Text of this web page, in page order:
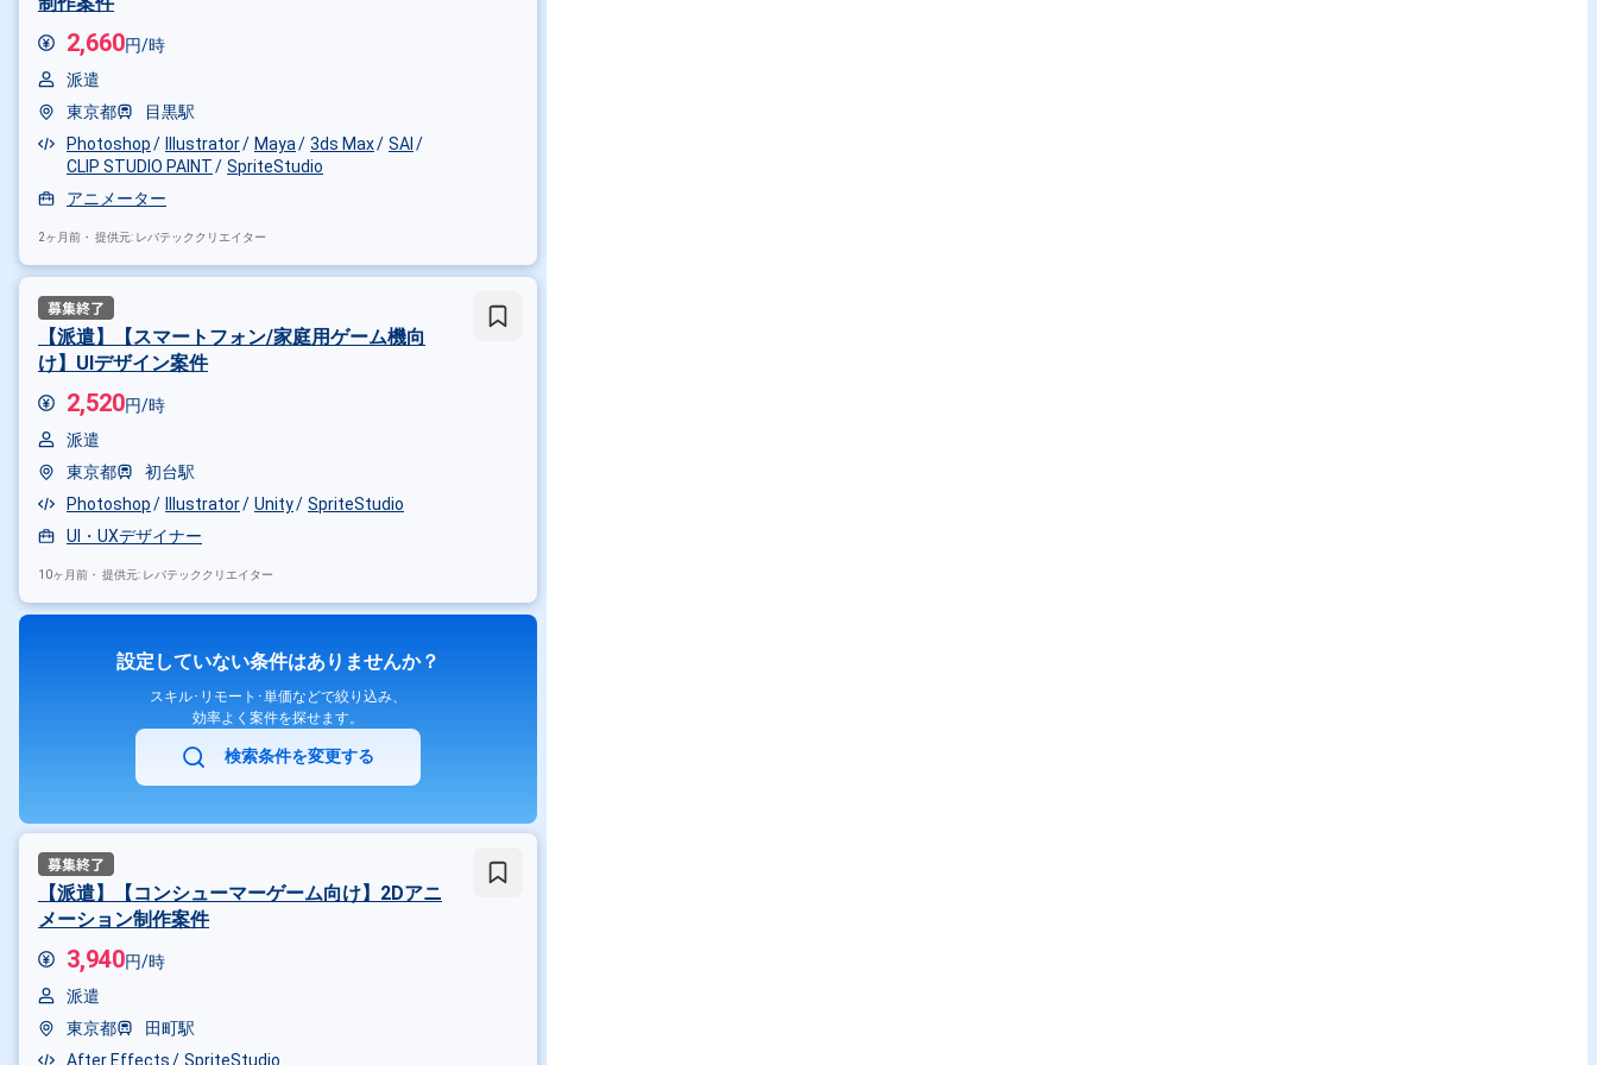
2,660円/時
派遣
東京都
目黒駅
Photoshop
Illustrator Maya 3ds Max
SAI
CLIP STUDIO PAINT
SpriteStudio
アニメーター
2ヶ月前・ 提供元: レバテッククリエイター
【派遣】【スマートフォン/家庭用ゲーム機向
け】UIデザイン案件
2,520円/時
派遣
東京都
初台駅
Photoshop
Illustrator Unity
SpriteStudio
UI・UXデザイナー
10ヶ月前・ 提供元: レバテッククリエイター
設定していない条件はありませんか？
スキル･リモート･単価などで絞り込み、
効率よく案件を探せます。
検索条件を変更する
【派遣】【コンシューマーゲーム向け】2Dアニ
メーション制作案件
3,940円/時
派遣
東京都
田町駅
After Effects
SpriteStudio